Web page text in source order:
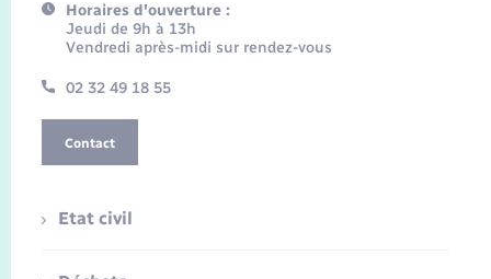
Horaires d'ouverture :
Jeudi de 9h à 13h
Vendredi après-midi sur rendez-vous
02 32 49 18 55
Contact
Etat civil